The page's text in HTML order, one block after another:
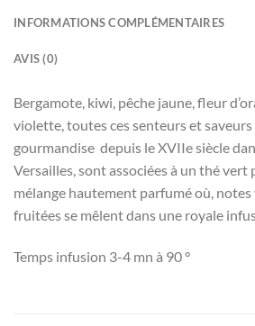
INFORMATIONS COMPLÉMENTAIRES
AVIS (0)
Bergamote, kiwi, pêche jaune, fleur
violette, toutes ces senteurs et
gourmandise depuis le XVIIe siècle
Versailles, sont associées à un thé
mélange hautement parfumé où,
fruitées se mêlent dans une royale
Temps infusion 3-4 mn à 90 °